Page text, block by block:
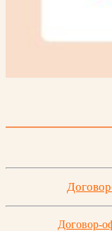
Договор-